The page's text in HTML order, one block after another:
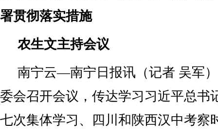
署贯彻落实措施
农生文主持会议
南宁云—南宁日报讯（记者 吴军
委会召开会议，传达学习习近平总书
七次集体学习、四川和陕西汉中考察